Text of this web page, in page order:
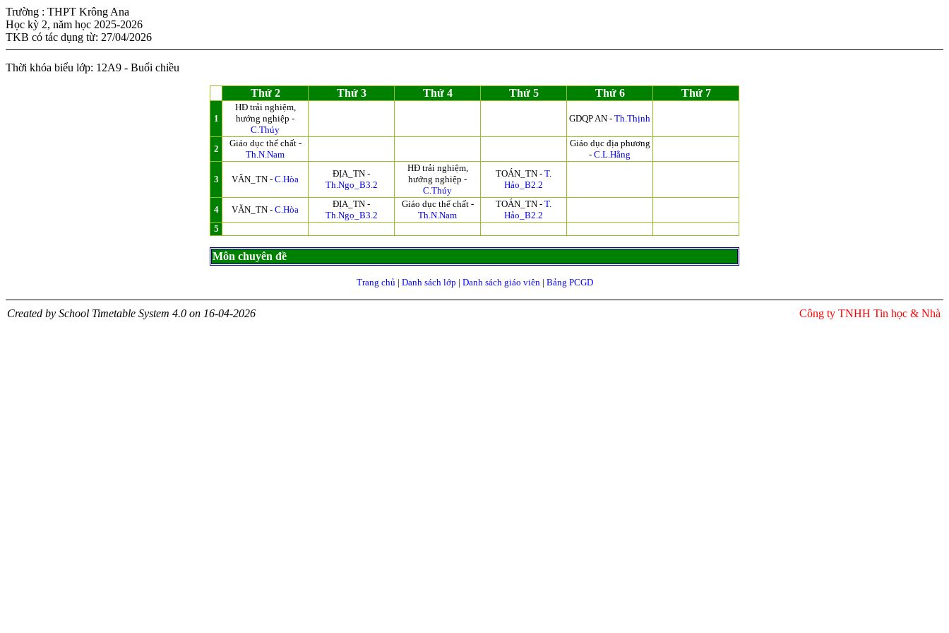
Trường : THPT Krông Ana
Học kỳ 2, năm học 2025-2026
TKB có tác dụng từ: 27/04/2026
Thời khóa biểu lớp: 12A9 - Buổi chiều
Thứ 2 Thứ 3 Thứ 4 Thứ 5 Thứ 6 Thứ 7
1
HĐ trải nghiệm,
hướng nghiệp -
C.Thúy
GDQP AN - Th.Thịnh
2
Giáo dục thể chất -
Th.N.Nam
Giáo dục địa phương
- C.L.Hằng
3 VĂN_TN - C.Hòa
ĐỊA_TN -
Th.Ngọ_B3.2
HĐ trải nghiệm,
hướng nghiệp -
C.Thúy
TOÁN_TN - T.
Hảo_B2.2
4 VĂN_TN - C.Hòa
ĐỊA_TN -
Th.Ngọ_B3.2
Giáo dục thể chất -
Th.N.Nam
TOÁN_TN - T.
Hảo_B2.2
5
Môn chuyên đề
Trang chủ| Danh sách lớp | Danh sách giáo viên| Bảng PCGD
Created by School Timetable System 4.0 on 16-04-2026 Công ty TNHH Tin học & Nhà